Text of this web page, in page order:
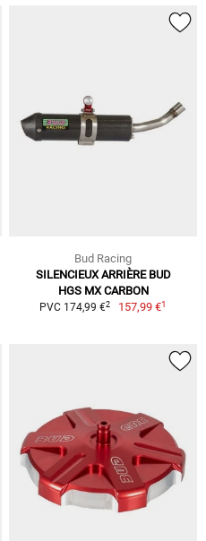
Bud Racing
SILENCIEUX ARRIÈRE BUD
HGS MX CARBON
PVC 174,99 €2 157,99 €1